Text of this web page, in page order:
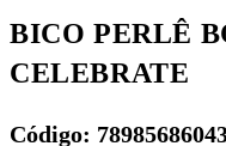
BICO PERLÊ
CELEBRATE
Código: